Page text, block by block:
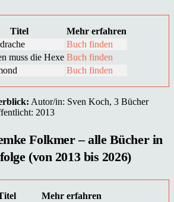
Titel
Mehr erfahren
Buch finden
muss die Hexe Buch finden
Buch finden
Autor/in: Sven Koch, 3 Bücher
2013
Folkmer – alle Bücher in
(von 2013 bis 2026)
Mehr erfahren